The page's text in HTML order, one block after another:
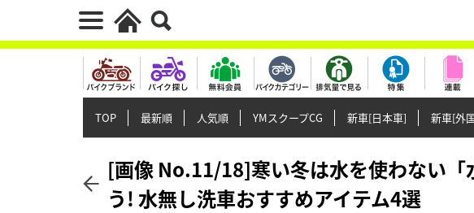
TOP 最新順 人気順 YMスクープCG 新車[日本車] 新車[外
[画像 No.11/18]寒い冬は水を使わない「
う! 水無し洗車おすすめアイテム4選